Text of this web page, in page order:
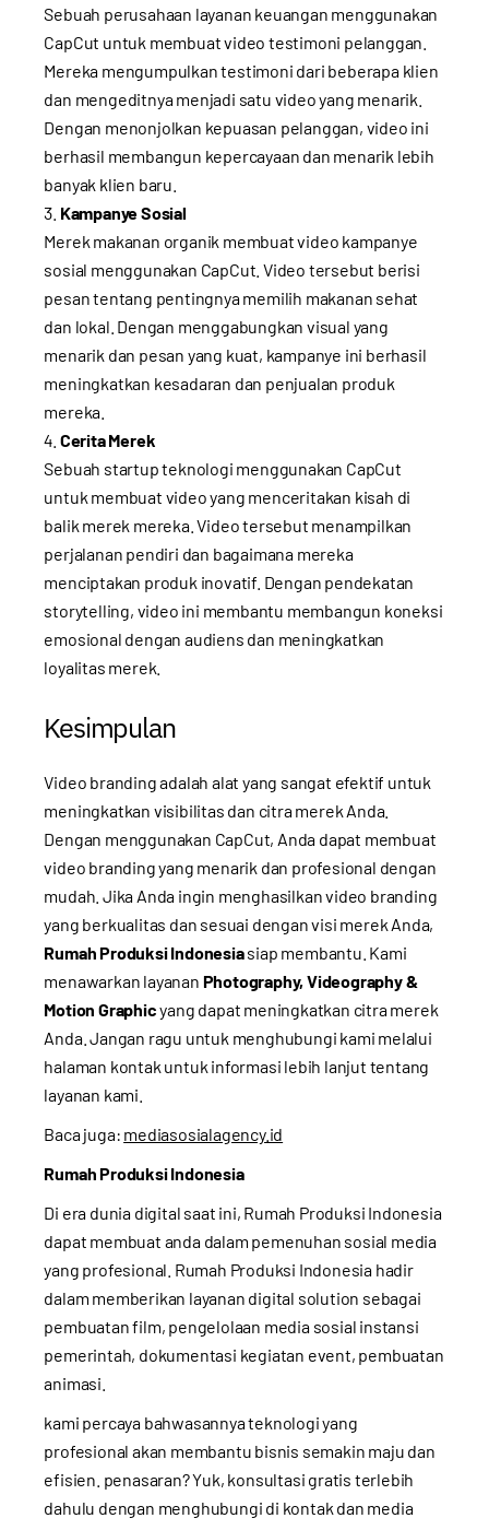
Sebuah perusahaan layanan keuangan menggunakan
CapCut untuk membuat video testimoni pelanggan.
Mereka mengumpulkan testimoni dari beberapa klien
dan mengeditnya menjadi satu video yang menarik.
Dengan menonjolkan kepuasan pelanggan, video ini
berhasil membangun kepercayaan dan menarik lebih
banyak klien baru.
Kampanye Sosial
Merek makanan organik membuat video kampanye
sosial menggunakan CapCut. Video tersebut berisi
pesan tentang pentingnya memilih makanan sehat
dan lokal. Dengan menggabungkan visual yang
menarik dan pesan yang kuat, kampanye ini berhasil
meningkatkan kesadaran dan penjualan produk
mereka.
Cerita Merek
Sebuah startup teknologi menggunakan CapCut
untuk membuat video yang menceritakan kisah di
balik merek mereka. Video tersebut menampilkan
perjalanan pendiri dan bagaimana mereka
menciptakan produk inovatif. Dengan pendekatan
storytelling, video ini membantu membangun koneksi
emosional dengan audiens dan meningkatkan
loyalitas merek.
Kesimpulan
Video branding adalah alat yang sangat efektif untuk
meningkatkan visibilitas dan citra merek Anda.
Dengan menggunakan CapCut, Anda dapat membuat
video branding yang menarik dan profesional dengan
mudah. Jika Anda ingin menghasilkan video branding
yang berkualitas dan sesuai dengan visi merek Anda,
Rumah Produksi Indonesiasiap membantu. Kami
menawarkan layanan Photography, Videography &
Motion Graphicyang dapat meningkatkan citra merek
Anda. Jangan ragu untuk menghubungi kami melalui
halaman kontak untuk informasi lebih lanjut tentang
layanan kami.
Baca juga: mediasosialagency.id
Rumah Produksi Indonesia
Di era dunia digital saat ini, Rumah Produksi Indonesia
dapat membuat anda dalam pemenuhan sosial media
yang profesional. Rumah Produksi Indonesia hadir
dalam memberikan layanan digital solution sebagai
pembuatan film, pengelolaan media sosial instansi
pemerintah, dokumentasi kegiatan event, pembuatan
animasi.
kami percaya bahwasannya teknologi yang
profesional akan membantu bisnis semakin maju dan
efisien. penasaran? Yuk, konsultasi gratis terlebih
dahulu dengan menghubungi di kontak dan media